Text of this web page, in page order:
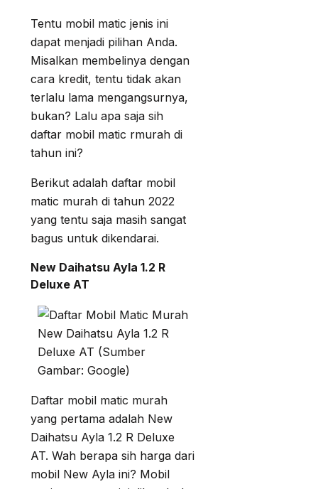
Tentu mobil matic jenis ini
dapat menjadi pilihan Anda.
Misalkan membelinya dengan
cara kredit, tentu tidak akan
terlalu lama mengangsurnya,
bukan? Lalu apa saja sih
daftar mobil matic rmurah di
tahun ini?
Berikut adalah daftar mobil
matic murah di tahun 2022
yang tentu saja masih sangat
bagus untuk dikendarai.
New Daihatsu Ayla 1.2 R
Deluxe AT
New Daihatsu Ayla 1.2 R
Deluxe AT (Sumber
Gambar: Google)
Daftar mobil matic murah
yang pertama adalah New
Daihatsu Ayla 1.2 R Deluxe
AT. Wah berapa sih harga dari
mobil New Ayla ini? Mobil